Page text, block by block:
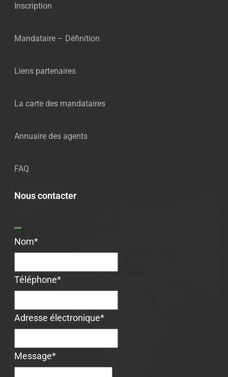
Inscription
Mandataire – Définition
Liens partenaires
La carte des mandataires
Annuaire des agents
FAQ
Nous contacter
Website
Nom*
Téléphone*
Adresse électronique*
Message*